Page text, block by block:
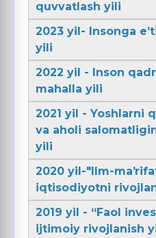
quvvatlash yili
2023 yil- Insonga
yili
2022 yil - Inson
mahalla yili
2021 yil - Yoshlarni
va aholi
yili
2020 yil-"Ilm-
iqtisodiyotni
2019 yil - “Faol
ijtimoiy rivojlanish